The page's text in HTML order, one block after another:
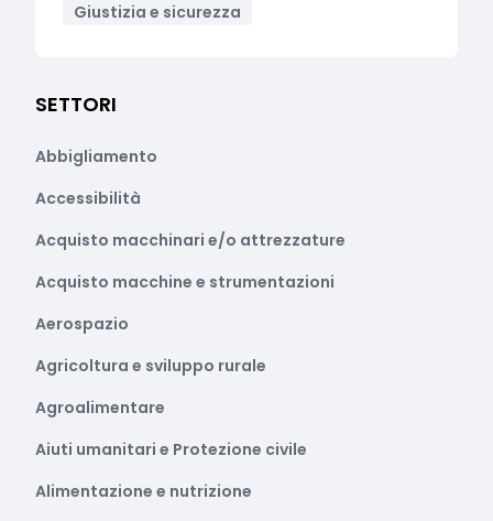
Giustizia e sicurezza
SETTORI
Abbigliamento
Accessibilità
Acquisto macchinari e/o attrezzature
Acquisto macchine e strumentazioni
Aerospazio
Agricoltura e sviluppo rurale
Agroalimentare
Aiuti umanitari e Protezione civile
Alimentazione e nutrizione